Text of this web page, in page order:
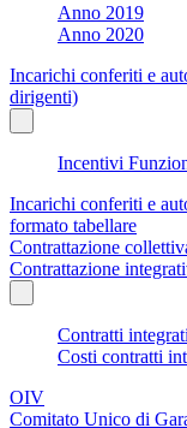
Anno 2019
Anno 2020
Incarichi conferiti e
dirigenti)
Incentivi
Incarichi conferiti e
formato tabellare
Contrattazione
Contrattazione
Contratti
Costi contratti
OIV
Comitato Unico di